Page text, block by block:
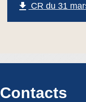
file_download CR du 31
Contacts